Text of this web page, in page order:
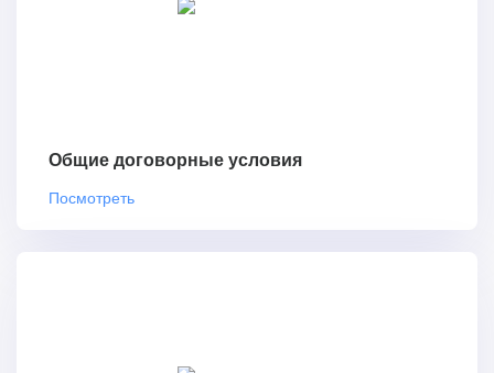
Общие договорные условия
Посмотреть